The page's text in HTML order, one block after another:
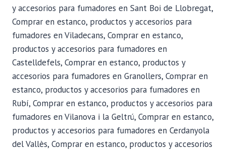
y accesorios para fumadores en Sant Boi de Llobregat,
Comprar en estanco, productos y accesorios para
fumadores en Viladecans, Comprar en estanco,
productos y accesorios para fumadores en
Castelldefels, Comprar en estanco, productos y
accesorios para fumadores en Granollers, Comprar en
estanco, productos y accesorios para fumadores en
Rubí, Comprar en estanco, productos y accesorios para
fumadores en Vilanova i la Geltrú, Comprar en estanco,
productos y accesorios para fumadores en Cerdanyola
del Vallès, Comprar en estanco, productos y accesorios